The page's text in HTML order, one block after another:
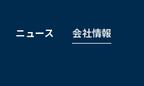
ニュース 会社情報